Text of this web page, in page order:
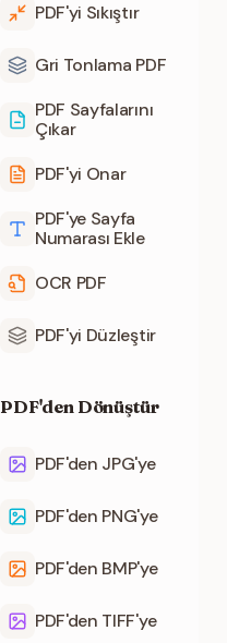
PDF'yi Sıkıştır
Gri Tonlama PDF
PDF Sayfalarını
Çıkar
PDF'yi Onar
PDF'ye Sayfa
Numarası Ekle
OCR PDF
PDF'yi Düzleştir
PDF'den Dönüştür
PDF'den JPG'ye
PDF'den PNG'ye
PDF'den BMP'ye
PDF'den TIFF'ye